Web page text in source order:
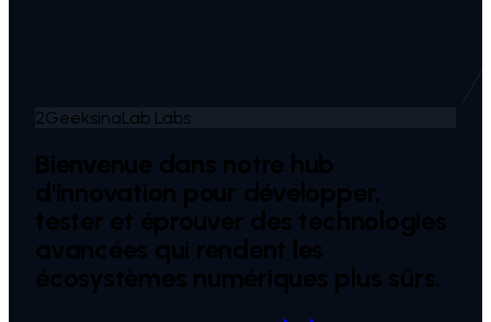
2GeeksinaLab Labs
Bienvenue dans notre hub
d'innovation pour développer,
tester et éprouver des technologies
avancées qui rendent les
écosystèmes numériques plus sûrs.